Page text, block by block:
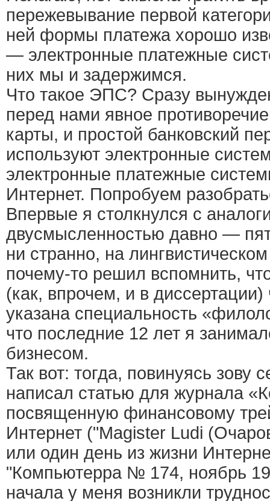
пережевывание первой
ней формы платежа хорошо
— электронные платежные
них мы и задержимся.
Что такое ЭПС? Сразу
перед нами явное
карты, и простой банковский
используют электронные
электронные платежные
Интернет. Попробуем
Впервые я столкнулся с
двусмысленностью давно —
ни странно, на
почему-то решил вспомнить,
(как, впрочем, и в
указана специальность
что последние 12 лет я
бизнесом.
Так вот: тогда, повинуясь зову
написал статью для журнала
посвященную финансовому
Интернет ("Magister Ludi
или один день из жизни
"Компьютерра № 174, ноябрь
начала у меня возникли